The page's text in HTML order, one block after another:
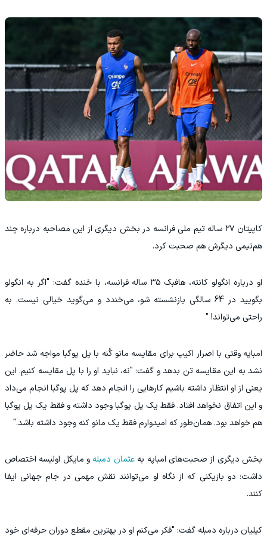
کاپیتان ۲۷ ساله تیم ملی فرانسه در بخش دیگری از این مصاحبه درباره چند
هم‌تیمی دیگرش هم صحبت کرد.
او درباره انگولو کانته، هافبک ۳۵ ساله فرانسه، با خنده گفت: "اگر به انگولو
بگویید در 64 سالگی بازنشسته شو، می‌خندد و می‌گوید خیالی نیست. به
راحتی می‌تواند! "
امباپه وقتی با اصرار اکیپ برای مقایسه مانو کُنه با پل پوگبا مواجه شد حاضر
نشد به این مقایسه تن بدهد و گفت: "نه، نباید او را با پل مقایسه کنیم. این
یعنی از او انتظار داشته باشیم کارهایی را انجام دهد که پل پوگبا انجام می‌داد
و این اتفاق نخواهد افتاد. فقط یک پل پوگبا وجود داشته و فقط یک پل پوگبا
هم خواهد بود. همان‌طور که امیدوارم فقط یک مانو کنه وجود داشته باشد."
بخش دیگری از صحبت‌های امباپه بهعثمان دمبله و مایکل اولیسه اختصاص
داشت؛ دو بازیکنی که از نگاه او می‌توانند نقش مهمی در جام جهانی ایفا
کنند.
کیلیان درباره دمبله گفت: "فکر می‌کنم او در بهترین مقطع دوران حرفه‌ای خود